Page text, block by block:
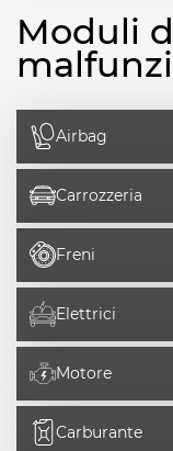
Moduli
Airbag
Carrozzeria
Freni
Elettrici
Motore
Carburante